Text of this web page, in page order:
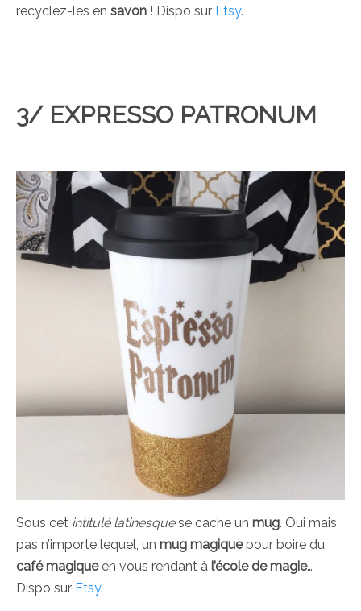
recyclez-les en savon ! Dispo sur Etsy.
3/ EXPRESSO PATRONUM
Sous cet intitulé latinesquese cache un mug. Oui mais
pas n’importe lequel, un mug magiquepour boire du
café magiqueen vous rendant à l’école de magie…
Dispo sur Etsy.